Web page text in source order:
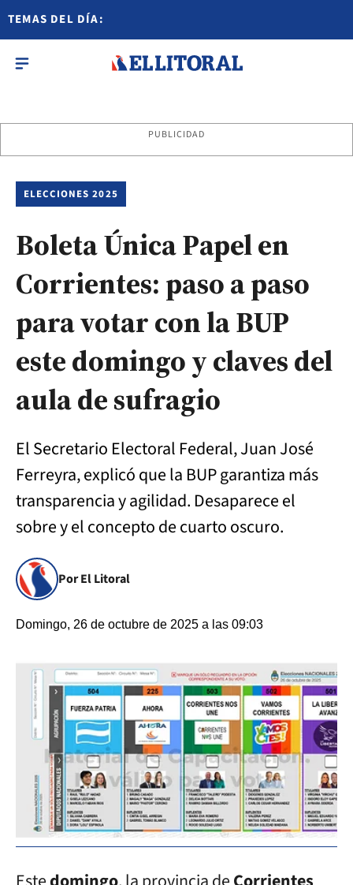
TEMAS DEL DÍA:
PUBLICIDAD
ELECCIONES 2025
Boleta Única Papel en
Corrientes: paso a paso
para votar con la BUP
este domingo y claves del
aula de sufragio
El Secretario Electoral Federal, Juan José
Ferreyra, explicó que la BUP garantiza más
transparencia y agilidad. Desaparece el
sobre y el concepto de cuarto oscuro.
Por El Litoral
Domingo, 26 de octubre de 2025 a las 09:03